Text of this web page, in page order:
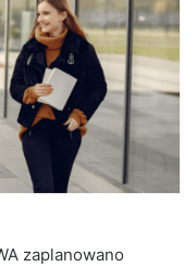
zaplanowano